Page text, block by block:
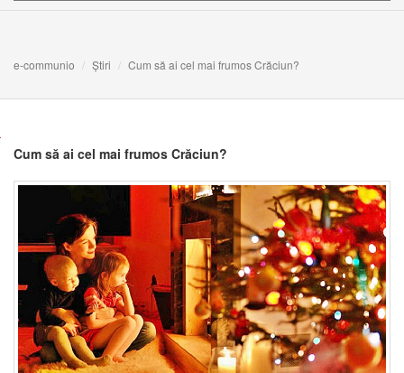
e-communio Știri Cum să ai cel mai frumos Crăciun?
Cum să ai cel mai frumos Crăciun?